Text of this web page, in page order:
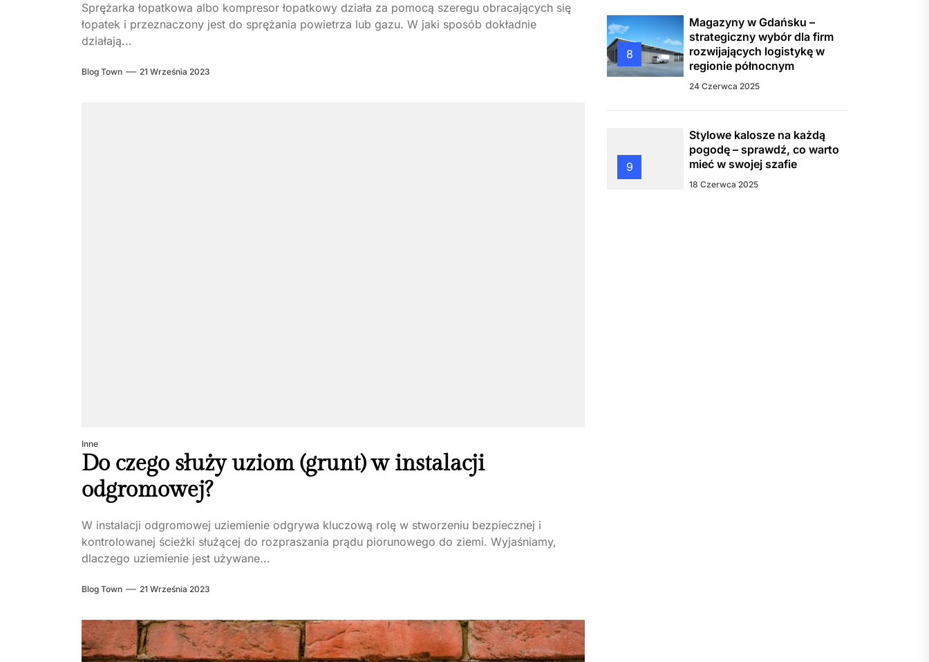
Sprężarka łopatkowa albo kompresor łopatkowy działa za pomocą szeregu obracających się
łopatek i przeznaczony jest do sprężania powietrza lub gazu. W jaki sposób dokładnie
działają...
Blog Town 21 Września 2023
Inne
Do czego służy uziom (grunt) w instalacji
odgromowej?
W instalacji odgromowej uziemienie odgrywa kluczową rolę w stworzeniu bezpiecznej i
kontrolowanej ścieżki służącej do rozpraszania prądu piorunowego do ziemi. Wyjaśniamy,
dlaczego uziemienie jest używane...
Blog Town 21 Września 2023
8
Magazyny w Gdańsku –
strategiczny wybór dla firm
rozwijających logistykę w
regionie północnym
24 Czerwca 2025
9
Stylowe kalosze na każdą
pogodę – sprawdź, co warto
mieć w swojej szafie
18 Czerwca 2025